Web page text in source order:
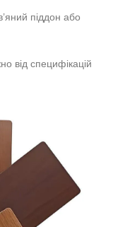
піддон або
від специфікацій